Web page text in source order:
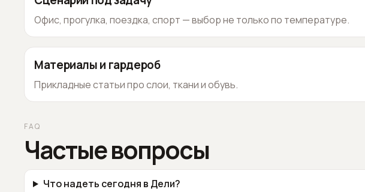
Офис, прогулка, поездка, спорт — выбор не только по температуре.
Материалы и гардероб
Прикладные статьи про слои, ткани и обувь.
FAQ
Частые вопросы
Что надеть сегодня в Дели?